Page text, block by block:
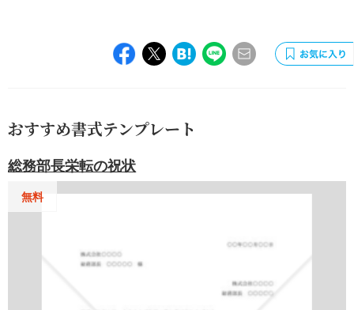
おすすめ書式テンプレート
総務部長栄転の祝状
無料